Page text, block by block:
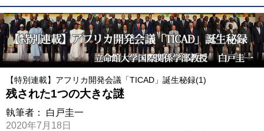
【特別連載】アフリカ開発会議「TICAD」誕生秘録(1)
残された1つの大きな謎
執筆者： 白戸圭一
2020年7月18日